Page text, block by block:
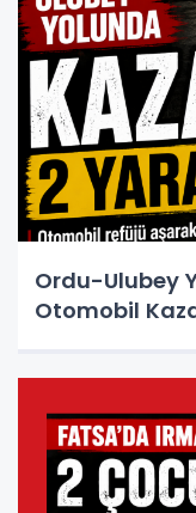
Ordu-Ulubey
Otomobil